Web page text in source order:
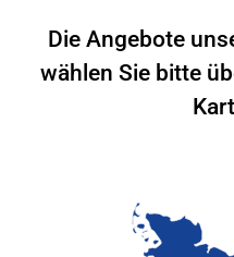
Die Angebote
wählen Sie bitte